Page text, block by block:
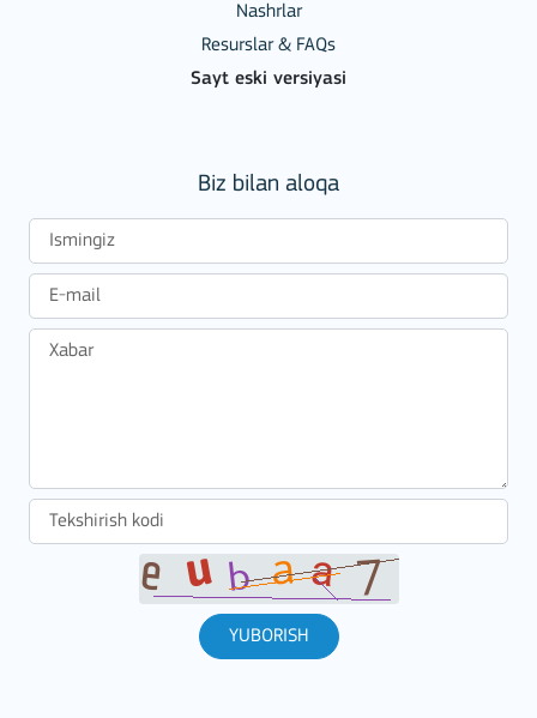
Nashrlar
Resurslar & FAQs
Sayt eski versiyasi
Biz bilan aloqa
YUBORISH